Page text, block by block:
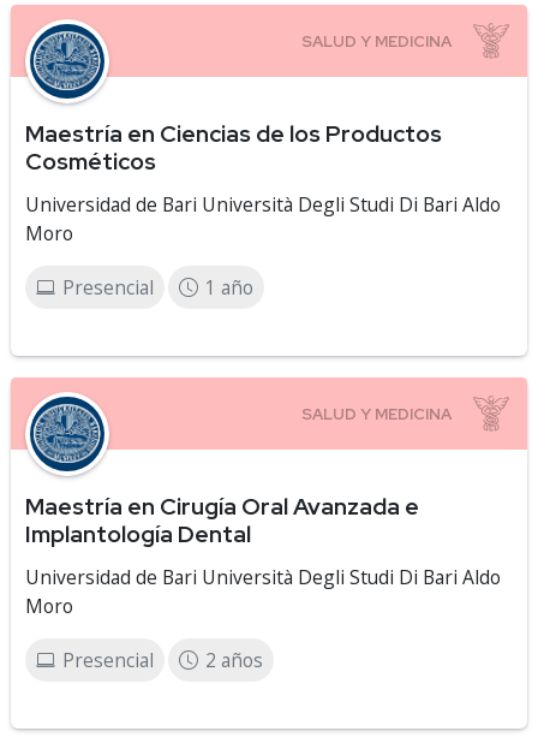
Maestría en Ciencias de los Productos
Cosméticos
Universidad de Bari Università Degli Studi Di Bari Aldo
Moro
Presencial 1 año
Maestría en Cirugía Oral Avanzada e
Implantología Dental
Universidad de Bari Università Degli Studi Di Bari Aldo
Moro
Presencial 2 años